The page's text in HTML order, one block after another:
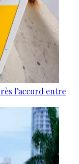
l’accord entre